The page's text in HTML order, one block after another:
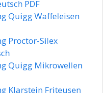
PDF
Quigg Waffeleisen
Proctor-Silex
Quigg Mikrowellen
Klarstein Friteusen